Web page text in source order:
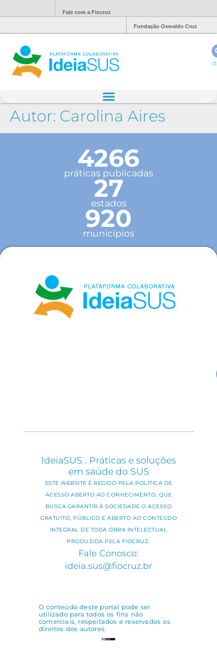
Fale com a Fiocruz
Fundação Oswaldo Cruz
Autor: Carolina Aires
4266
práticas publicadas
27
estados
920
municípios
IdeiaSUS . Práticas e soluções
em saúde do SUS
ESTE WEBSITE É REGIDO PELA POLÍTICA DE
ACESSO ABERTO AO CONHECIMENTO, QUE
BUSCA GARANTIR À SOCIEDADE O ACESSO
GRATUITO, PÚBLICO E ABERTO AO CONTEÚDO
INTEGRAL DE TODA OBRA INTELECTUAL
PRODUZIDA PELA FIOCRUZ.
Fale Conosco:
ideia.sus@fiocruz.br
O conteúdo deste portal pode ser
utilizado para todos os fins não
comerciais, respeitados e reservados os
direitos dos autores.